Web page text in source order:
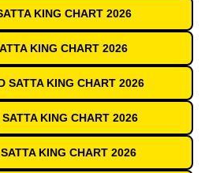
KING CHART 2026
KING CHART 2026
SATTA KING CHART 2026
KING CHART 2026
KING CHART 2026